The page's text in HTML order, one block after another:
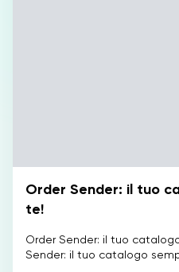
Order Sender: il tuo
te!
Order Sender: il tuo
Sender: il tuo catalogo